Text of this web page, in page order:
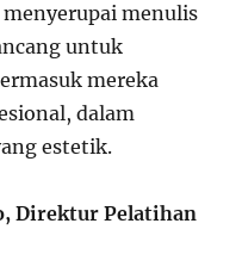
menulis
untuk
mereka
dalam
estetik.
Direktur Pelatihan